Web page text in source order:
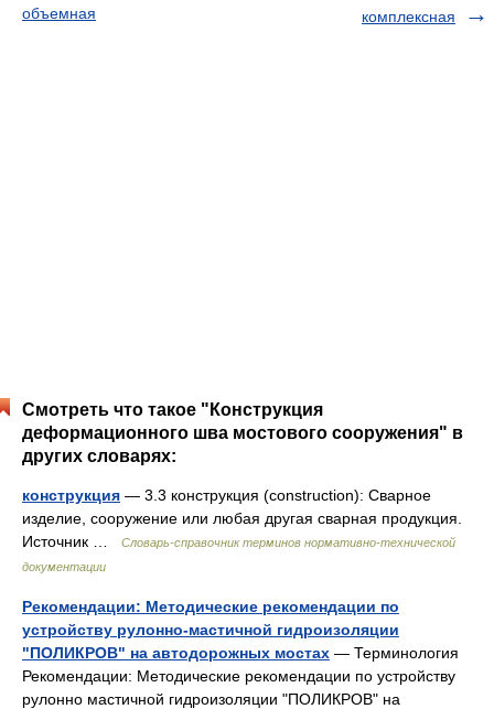
объемная
комплексная
Смотреть что такое "Конструкция
деформационного шва мостового сооружения" в
других словарях:
конструкция — 3.3 конструкция (construction): Сварное
изделие, сооружение или любая другая сварная продукция.
Источник …
Словарь-справочник терминов нормативно-технической
документации
Рекомендации: Методические рекомендации по
устройству рулонно-мастичной гидроизоляции
"ПОЛИКРОВ" на автодорожных мостах — Терминология
Рекомендации: Методические рекомендации по устройству
рулонно мастичной гидроизоляции "ПОЛИКРОВ" на